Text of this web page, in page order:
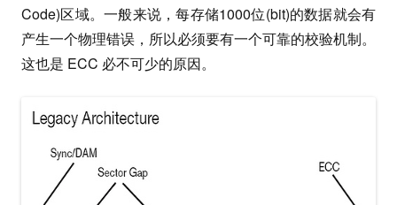
Code)区域。一般来说，每存储1000位(bit)的数据就会有
产生一个物理错误，所以必须要有一个可靠的校验机制。
这也是 ECC 必不可少的原因。